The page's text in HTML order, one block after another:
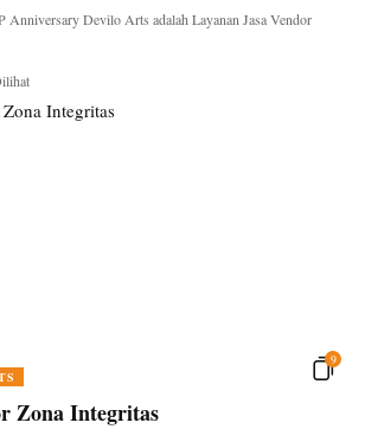
Anniversary Devilo Arts adalah Layanan Jasa Vendor
9
Zona Integritas